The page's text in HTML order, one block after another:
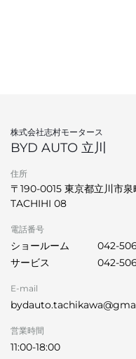
株式会社志村モータース
BYD AUTO 立川
住所
〒190-0015 東京都立川市
TACHIHI 08
電話番号
ショールーム
042-
サービス
042-
E-mail
営業時間
11:00-18:00